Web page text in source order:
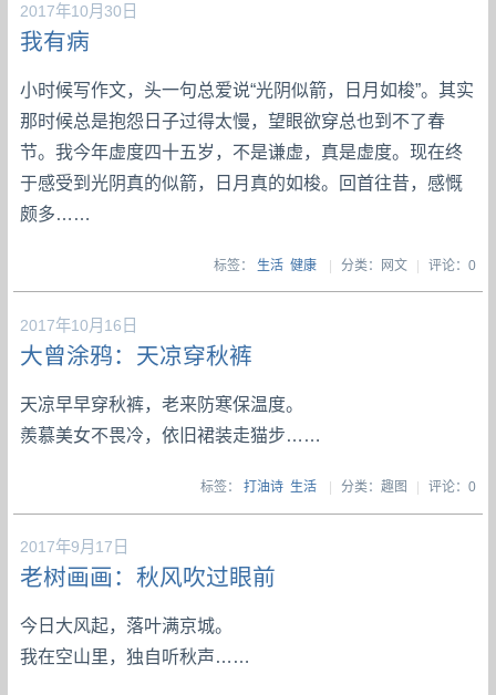
2017年10月30日
我有病
小时候写作文，头一句总爱说“光阴似箭，日月如梭”。其实
那时候总是抱怨日子过得太慢，望眼欲穿总也到不了春
节。我今年虚度四十五岁，不是谦虚，真是虚度。现在终
于感受到光阴真的似箭，日月真的如梭。回首往昔，感慨
颇多……
标签： 生活 健康 | 分类：网文| 评论：0
2017年10月16日
大曾涂鸦：天凉穿秋裤
天凉早早穿秋裤，老来防寒保温度。
羨慕美女不畏冷，依旧裙装走猫步……
标签： 打油诗 生活 | 分类：趣图 | 评论：0
2017年9月17日
老树画画：秋风吹过眼前
今日大风起，落叶满京城。
我在空山里，独自听秋声……